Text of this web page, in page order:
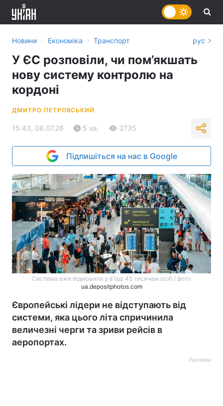
Новини › Економіка › Транспорт рус
У ЄС розповіли, чи пом’якшать
нову систему контролю на
кордоні
ДМИТРО ПЕТРОВСЬКИЙ
15:43, 08.07.26 5 хв. 3735
Підпишіться на нас в Google
Система вже відмовила у в’їзді 45 тисячам осіб / фото
ua.depositphotos.com
Європейські лідери не відступають від
системи, яка цього літа спричинила
величезні черги та зриви рейсів в
аеропортах.
Реклама